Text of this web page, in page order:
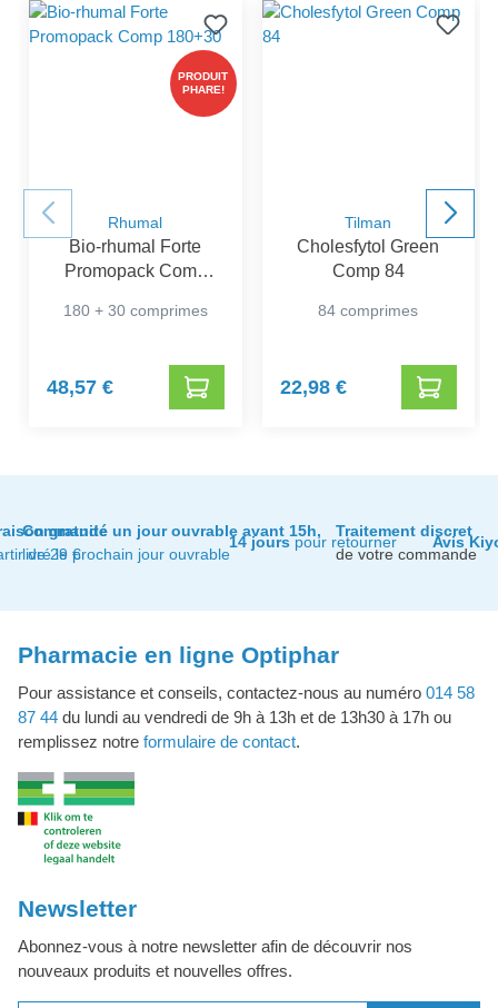
PRODUIT
PHARE!
Rhumal
Bio-rhumal Forte
Promopack Comp
180 + 30 comprimes
48,57 €
Tilman
Cholesfytol Green
Comp 84
84 comprimes
22,98 €
gratuite
de 29 €
Commandé un jour ouvrable avant 15h,
livré le prochain jour ouvrable
14 jourspour retourner
Traitement discret
de votre commande
Avis
Pharmacie en ligne Optiphar
Pour assistance et conseils, contactez-nous au numéro 014 58
87 44 du lundi au vendredi de 9h à 13h et de 13h30 à 17h ou
remplissez notre formulaire de contact.
Newsletter
Abonnez-vous à notre newsletter afin de découvrir nos
nouveaux produits et nouvelles offres.